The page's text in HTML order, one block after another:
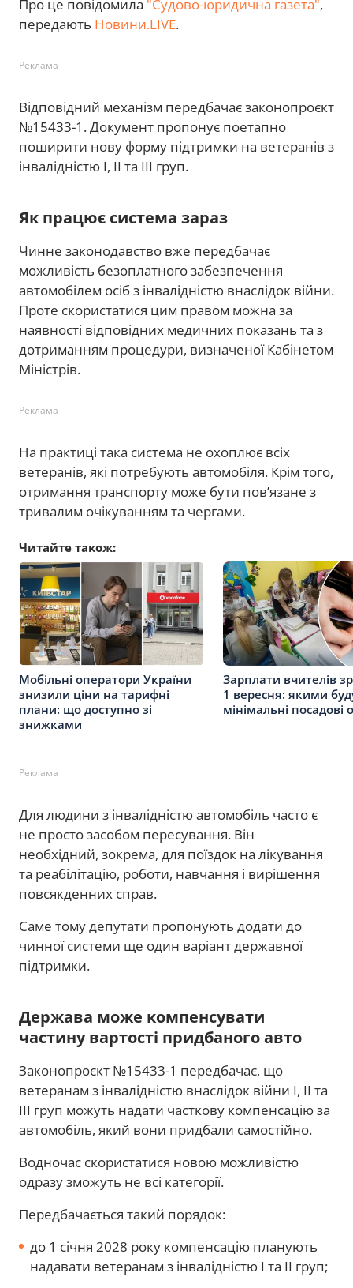
Про це повідомила "Судово-юридична газета",
передають Новини.LIVE.
Реклама
Відповідний механізм передбачає законопроєкт
№15433-1. Документ пропонує поетапно
поширити нову форму підтримки на ветеранів з
інвалідністю I, II та III груп.
Як працює система зараз
Чинне законодавство вже передбачає
можливість безоплатного забезпечення
автомобілем осіб з інвалідністю внаслідок війни.
Проте скористатися цим правом можна за
наявності відповідних медичних показань та з
дотриманням процедури, визначеної Кабінетом
Міністрів.
Реклама
На практиці така система не охоплює всіх
ветеранів, які потребують автомобіля. Крім того,
отримання транспорту може бути пов’язане з
тривалим очікуванням та чергами.
Читайте також:
Мобільні оператори України
знизили ціни на тарифні
плани: що доступно зі
знижками
Зарплати вчителів
1 вересня: якими
мінімальні посадові
Реклама
Для людини з інвалідністю автомобіль часто є
не просто засобом пересування. Він
необхідний, зокрема, для поїздок на лікування
та реабілітацію, роботи, навчання і вирішення
повсякденних справ.
Саме тому депутати пропонують додати до
чинної системи ще один варіант державної
підтримки.
Держава може компенсувати
частину вартості придбаного авто
Законопроєкт №15433-1 передбачає, що
ветеранам з інвалідністю внаслідок війни I, II та
III груп можуть надати часткову компенсацію за
автомобіль, який вони придбали самостійно.
Водночас скористатися новою можливістю
одразу зможуть не всі категорії.
Передбачається такий порядок:
до 1 січня 2028 року компенсацію планують
надавати ветеранам з інвалідністю I та II груп;